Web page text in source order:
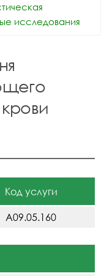
исследования
Код услуги
A09.05.160